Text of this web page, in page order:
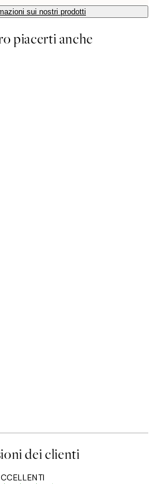
sui nostri prodotti
piacerti anche
dei clienti